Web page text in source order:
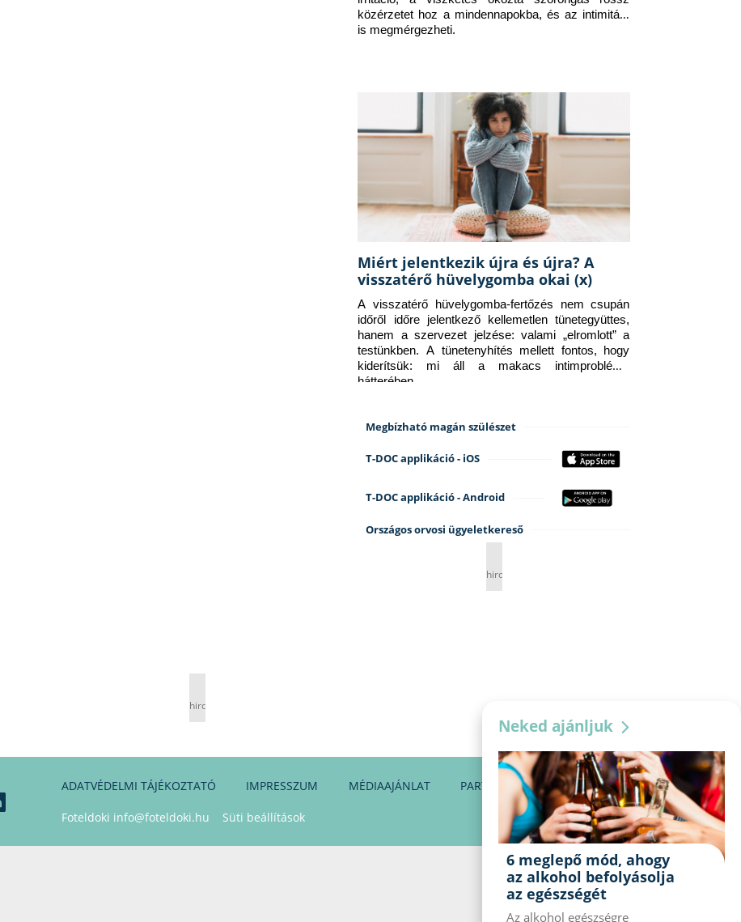
közérzetet hoz a mindennapokba, és az intimitást
is megmérgezheti.
Miért jelentkezik újra és újra? A
visszatérő hüvelygomba okai (x)
A visszatérő hüvelygomba-fertőzés nem csupán
időről időre jelentkező kellemetlen tünetegyüttes,
hanem a szervezet jelzése: valami „elromlott” a
testünkben. A tünetenyhítés mellett fontos, hogy
kiderítsük: mi áll a makacs intimprobléma
hátterében.
Megbízható magán szülészet
T-DOC applikáció - iOS
T-DOC applikáció - Android
Országos orvosi ügyeletkereső
hirdetés
hirdetés
ADATVÉDELMI TÁJÉKOZTATÓ IMPRESSZUM MÉDIAAJÁNLAT PARTNEREINK KAPCSOLAT
Foteldoki info@foteldoki.hu Süti beállítások
Neked ajánljuk
6 meglepő mód, ahogy
az alkohol befolyásolja
az egészségét
Az alkohol egészségre